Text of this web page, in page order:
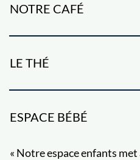
NOTRE CAFÉ
LE THÉ
ESPACE BÉBÉ
« Notre espace enfants met